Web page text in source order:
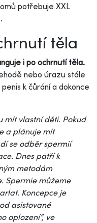
potřebuje XXL
těla
i po ochrnutí těla.
nebo úrazu stále
k čůrání a dokonce
mít vlastní děti. Pokud
a plánuje mít
se odběr spermií
Dnes patří k
metodám
Spermie můžeme
Koncepce je
asistované
oplození”, ve